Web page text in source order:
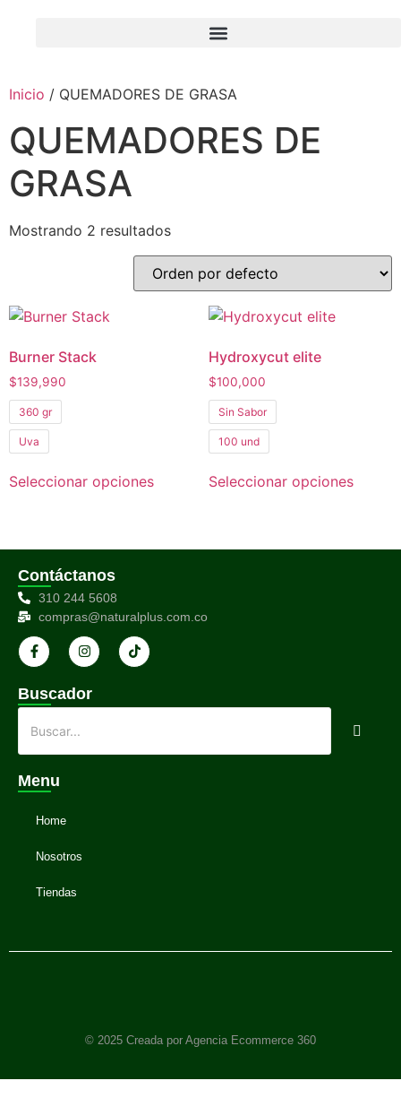
Inicio / QUEMADORES DE GRASA
QUEMADORES DE
GRASA
Mostrando 2 resultados
Burner Stack
$139,990
360 gr
Uva
Seleccionar opciones
Hydroxycut elite
$100,000
Sin Sabor
100 und
Seleccionar opciones
Contáctanos
310 244 5608
compras@naturalplus.com.co
Buscador
Menu
Home
Nosotros
Tiendas
© 2025 Creada por Agencia Ecommerce 360